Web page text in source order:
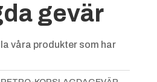
gevär
våra produkter som har